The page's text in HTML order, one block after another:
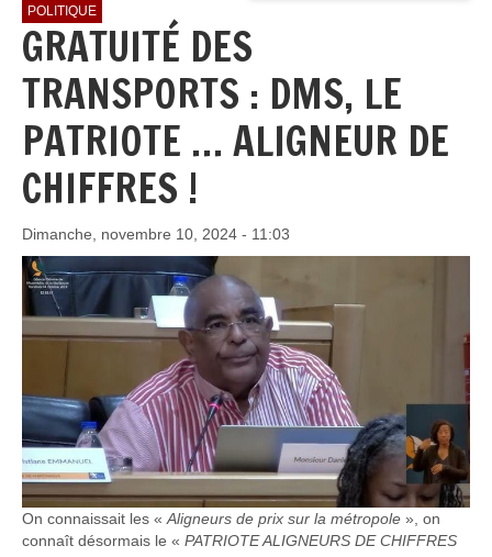
POLITIQUE
GRATUITÉ DES
TRANSPORTS : DMS, LE
PATRIOTE … ALIGNEUR DE
CHIFFRES !
Dimanche, novembre 10, 2024 - 11:03
On connaissait les «Aligneurs de prix sur la métropole », on
connaît désormais le « PATRIOTE ALIGNEURS DE CHIFFRES